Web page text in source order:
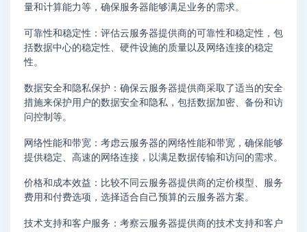
量和计算能力等，确保服务器能够满足业务的需求。
可靠性和稳定性：评估云服务器提供商的可靠性和稳定性，包
括数据中心的稳定性、硬件设施的质量以及网络连接的稳定
性。
数据安全和隐私保护：确保云服务器提供商采取了适当的安全
措施来保护用户的数据安全和隐私，包括数据加密、备份和访
问控制等。
网络性能和带宽：考虑云服务器的网络性能和带宽，确保能够
提供稳定、高速的网络连接，以满足数据传输和访问的需求。
价格和成本效益：比较不同云服务器提供商的定价模型、服务
费用和付费选项，选择适合自己预算的云服务器方案。
技术支持和客户服务：考察云服务器提供商的技术支持和客户